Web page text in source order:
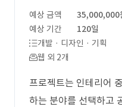
예상 금액
35,000,000
예상 기간
120일
개발 · 디자인 · 기획
웹 외 2개
프로젝트는 인테리어
하는 분야를 선택하고